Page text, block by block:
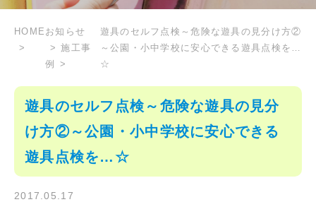
HOME お知らせ
施工事
例
遊具のセルフ点検～危険な遊具の見分け方②
～公園・小中学校に安心できる遊具点検を…
☆
遊具のセルフ点検～危険な遊具の見分
け方②～公園・小中学校に安心できる
遊具点検を…☆
2017.05.17